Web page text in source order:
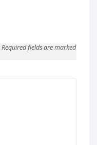
Required fields are marked